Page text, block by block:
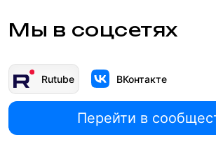
Мы в соцсетях
Rutube ВКонтакте
Перейти в